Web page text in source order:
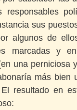
responsables
sus
algunos de
marcadas y
una perniciosa
más bien
El resultado en